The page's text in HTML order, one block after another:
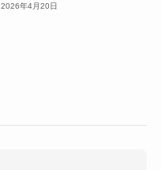
2026年4月20日